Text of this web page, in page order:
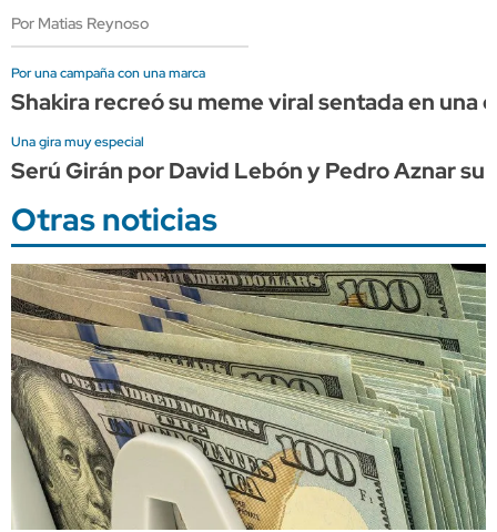
Por Matias Reynoso
Por una campaña con una marca
Shakira recreó su meme viral sentada en una
Una gira muy especial
Serú Girán por David Lebón y Pedro Aznar
Otras noticias